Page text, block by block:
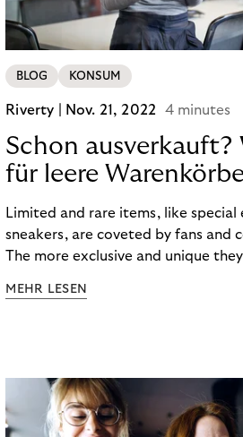
BLOG KONSUM
Riverty | Nov. 21, 2022 4 minutes
Schon ausverkauft?
für leere
Limited and rare items, like special
sneakers, are coveted by fans and
The more exclusive and unique
industry uses artificial scarcity, also
value. You might be thinking,
really an unwanted side effect –
and more companies are taking
MEHR LESEN